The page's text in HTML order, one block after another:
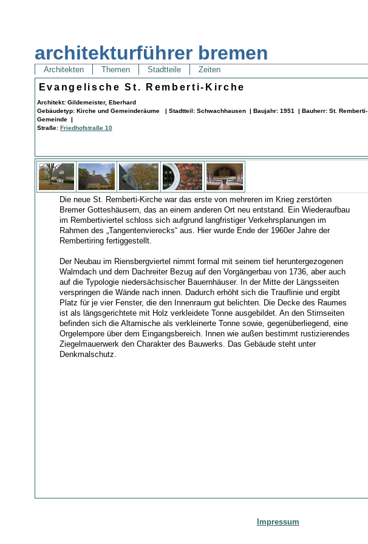
architekturführer bremen
Architekten Themen Stadtteile Zeiten
Evangelische St. Remberti-Kirche
Architekt: Gildemeister, Eberhard
Gebäudetyp: Kirche und Gemeinderäume | Stadtteil: Schwachhausen | Baujahr: 1951 | Bauherr: St. Remberti-
Gemeinde |
Straße: Friedhofstraße 10
Die neue St. Remberti-Kirche war das erste von mehreren im Krieg zerstörten
Bremer Gotteshäusern, das an einem anderen Ort neu entstand. Ein Wiederaufbau
im Rembertiviertel schloss sich aufgrund langfristiger Verkehrsplanungen im
Rahmen des „Tangentenvierecks“ aus. Hier wurde Ende der 1960er Jahre der
Rembertiring fertiggestellt.
Der Neubau im Riensbergviertel nimmt formal mit seinem tief heruntergezogenen
Walmdach und dem Dachreiter Bezug auf den Vorgängerbau von 1736, aber auch
auf die Typologie niedersächsischer Bauernhäuser. In der Mitte der Längsseiten
verspringen die Wände nach innen. Dadurch erhöht sich die Trauflinie und ergibt
Platz für je vier Fenster, die den Innenraum gut belichten. Die Decke des Raumes
ist als längsgerichtete mit Holz verkleidete Tonne ausgebildet. An den Stirnseiten
befinden sich die Altarnische als verkleinerte Tonne sowie, gegenüberliegend, eine
Orgelempore über dem Eingangsbereich. Innen wie außen bestimmt rustizierendes
Ziegelmauerwerk den Charakter des Bauwerks. Das Gebäude steht unter
Denkmalschutz.
Impressum